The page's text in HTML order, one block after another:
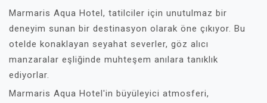
Marmaris Aqua Hotel, tatilciler için unutulmaz bir
deneyim sunan bir destinasyon olarak öne çıkıyor. Bu
otelde konaklayan seyahat severler, göz alıcı
manzaralar eşliğinde muhteşem anılara tanıklık
ediyorlar.
Marmaris Aqua Hotel'in büyüleyici atmosferi,